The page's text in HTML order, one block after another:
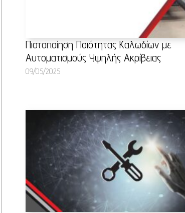
Πιστοποίηση Ποιότητας Καλωδίων με
Αυτοματισμούς Υψηλής Ακρίβειας
09/05/2025